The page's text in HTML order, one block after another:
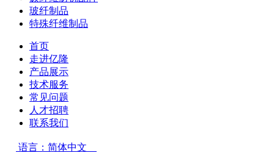
玻纤制品
特殊纤维制品
首页
走进亿隆
产品展示
技术服务
常见问题
人才招聘
联系我们
语言：简体中文